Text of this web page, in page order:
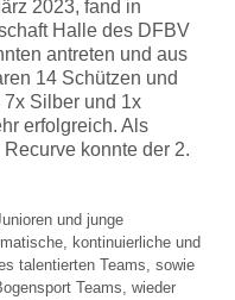
2023, fand in
Halle des DFBV
antreten und aus
14 Schützen und
Silber und 1x
erfolgreich. Als
konnte der 2.
und junge
kontinuierliche und
talentierten Teams, sowie
Teams, wieder